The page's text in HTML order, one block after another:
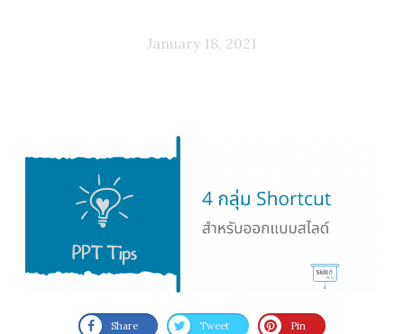
January 18, 2021
Share Tweet Pin